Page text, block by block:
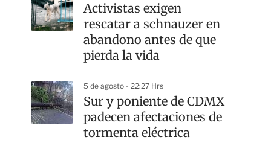
Activistas exigen
rescatar a schnauzer en
abandono antes de que
pierda la vida
5 de agosto - 22:27 Hrs
Sur y poniente de CDMX
padecen afectaciones de
tormenta eléctrica